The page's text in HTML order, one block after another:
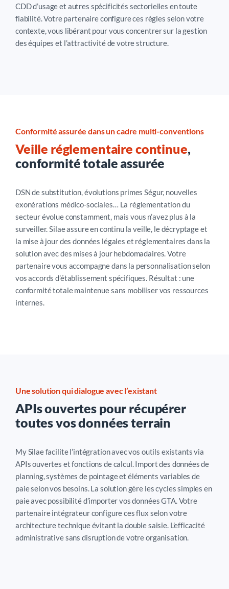
CDD d’usage et autres spécificités sectorielles en toute
fiabilité. Votre partenaire configure ces règles selon votre
contexte, vous libérant pour vous concentrer sur la gestion
des équipes et l’attractivité de votre structure.
Conformité assurée dans un cadre multi-conventions
Veille réglementaire continue,
conformité totale assurée
DSN de substitution, évolutions primes Ségur, nouvelles
exonérations médico-sociales… La réglementation du
secteur évolue constamment, mais vous n’avez plus à la
surveiller. Silae assure en continu la veille, le décryptage et
la mise à jour des données légales et réglementaires dans la
solution avec des mises à jour hebdomadaires. Votre
partenaire vous accompagne dans la personnalisation selon
vos accords d’établissement spécifiques. Résultat : une
conformité totale maintenue sans mobiliser vos ressources
internes.
Une solution qui dialogue avec l’existant
APIs ouvertes pour récupérer
toutes vos données terrain
My Silae facilite l’intégration avec vos outils existants via
APIs ouvertes et fonctions de calcul. Import des données de
planning, systèmes de pointage et éléments variables de
paie selon vos besoins. La solution gère les cycles simples en
paie avec possibilité d’importer vos données GTA. Votre
partenaire intégrateur configure ces flux selon votre
architecture technique évitant la double saisie. L’efficacité
administrative sans disruption de votre organisation.